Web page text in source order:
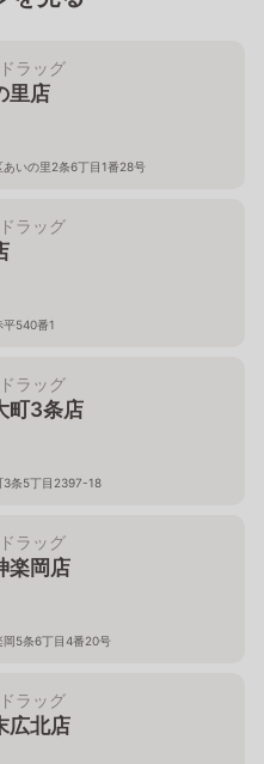
ラッグ
里店
あいの里2条6丁目1番28号
ラッグ
平540番1
ラッグ
町3条店
3条5丁目2397-18
ラッグ
楽岡店
岡5条6丁目4番20号
ラッグ
広北店